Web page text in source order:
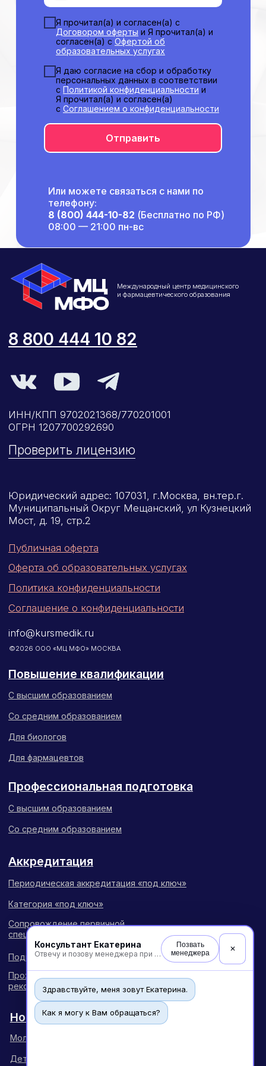
Консультант Екатерина
Отвечу и позову менеджера при необходимости
Позвать
менеджера
✕
Здравствуйте, меня зовут Екатерина.
Как я могу к Вам обращаться?
Я прочитал(а) и согласен(а) с
Договором оферты и Я прочитал(а) и
согласен(а) с Офертой об
образовательных услугах
Я даю согласие на сбор и обработку
персональных данных в соответствии
с Политикой конфиденциальности и
Я прочитал(а) и согласен(а)
с Соглашением о конфиденциальности
Отправить
Или можете связаться с нами по
телефону:
8 (800) 444-10-82 (Бесплатно по РФ)
08:00 — 21:00 пн-вс
«Международный Центр Медицинского
и Фармацевтического Образования»
Основные сведения
Структура и органы